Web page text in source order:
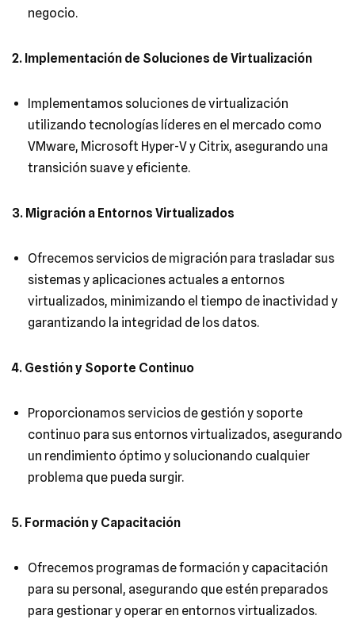
negocio.
2. Implementación de Soluciones de Virtualización
Implementamos soluciones de virtualización
utilizando tecnologías líderes en el mercado como
VMware, Microsoft Hyper-V y Citrix, asegurando una
transición suave y eficiente.
3. Migración a Entornos Virtualizados
Ofrecemos servicios de migración para trasladar sus
sistemas y aplicaciones actuales a entornos
virtualizados, minimizando el tiempo de inactividad y
garantizando la integridad de los datos.
4. Gestión y Soporte Continuo
Proporcionamos servicios de gestión y soporte
continuo para sus entornos virtualizados, asegurando
un rendimiento óptimo y solucionando cualquier
problema que pueda surgir.
5. Formación y Capacitación
Ofrecemos programas de formación y capacitación
para su personal, asegurando que estén preparados
para gestionar y operar en entornos virtualizados.